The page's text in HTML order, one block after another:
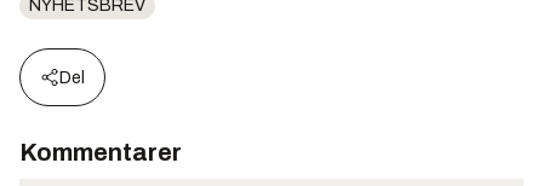
NYHETSBREV
Del
Kommentarer